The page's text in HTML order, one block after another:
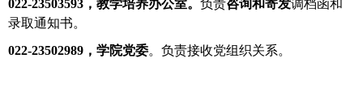
022-23503593 ，教学培养办公室。 负责咨询和寄发调档函和
录取通知书。
022-23502989 ，学院党委。负责接收党组织关系。